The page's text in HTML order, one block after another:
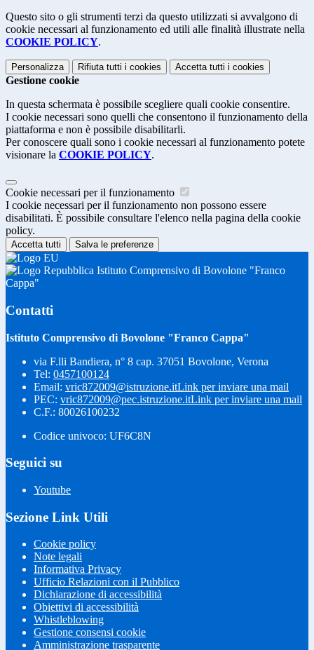
Questo sito o gli strumenti terzi da questo utilizzati si avvalgono di
cookie necessari al funzionamento ed utili alle finalità illustrate nella
COOKIE POLICY.
Personalizza Rifiuta tutti i cookies Accetta tutti i cookies
Gestione cookie
In questa schermata è possibile scegliere quali cookie consentire.
I cookie necessari sono quelli che consentono il funzionamento della
piattaforma e non è possibile disabilitarli.
Per conoscere quali sono i cookie necessari al funzionamento potete
visionare la COOKIE POLICY.
Cookie necessari per il funzionamento
I cookie necessari per il funzionamento non possono essere
disabilitati. È possibile consultare l'elenco nella pagina della cookie
policy.
Accetta tutti Salva le preferenze
Istituto Comprensivo di Bovolone "Franco
Cappa"
Contatti
Istituto Comprensivo di Bovolone "Franco Cappa"
via F.lli Bandiera, n° 8 cap. 37051 Bovolone, Verona
Tel: 0457100124
Email: vric872009@istruzione.itLink per inviare una mail
PEC: vric872009@pec.istruzione.itLink per inviare una mail
C.F.: 80026100232
Codice univoco: UF6C8N
Seguici su
Youtube
Sezione Link Utili
Cookie policy
Note legali
Informativa Privacy
Ufficio Relazioni con il Pubblico
Dichiarazione di accessibilità
Obiettivi di accessibilità
Whistleblowing
Gestione consensi cookie
Amministrazione trasparente